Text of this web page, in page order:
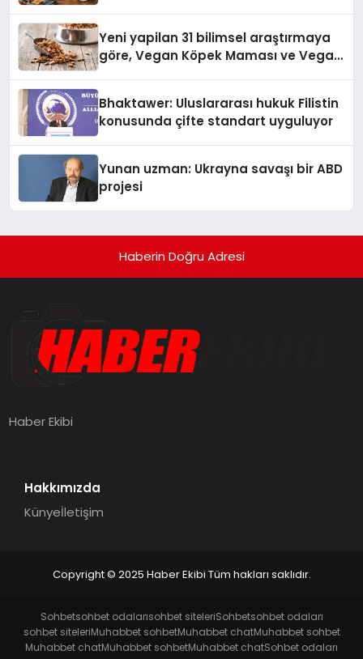
Yeni yapilan 31 bilimsel araştırmaya
göre, Vegan Köpek Maması ve Vegan
Bhaktawer: Uluslararası hukuk Filistin
konusunda çifte standart uyguluyor
Yunan uzman: Ukrayna savaşı bir ABD
projesi
Haberin Doğru Adresi
Haber Ekibi
Hakkımızda
Künyeİletişim
Copyright © 2025 Haber Ekibi Tüm hakları saklıdır.
Sohbetsohbet odalarısohbet siteleriSohbetsohbet odaları
sohbet siteleriMuhabbet sohbetMuhabbet chatMuhabbet sohbet
Muhabbet chatMuhabbet sohbetMuhabbet chatSohbet odaları